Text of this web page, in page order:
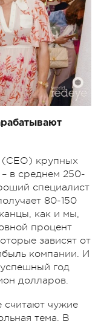
(CEO) крупных
в среднем 250-
специалист
80-150
как и мы,
процент
зависят от
компании. И
год
долларов.
считают чужие
тема. В